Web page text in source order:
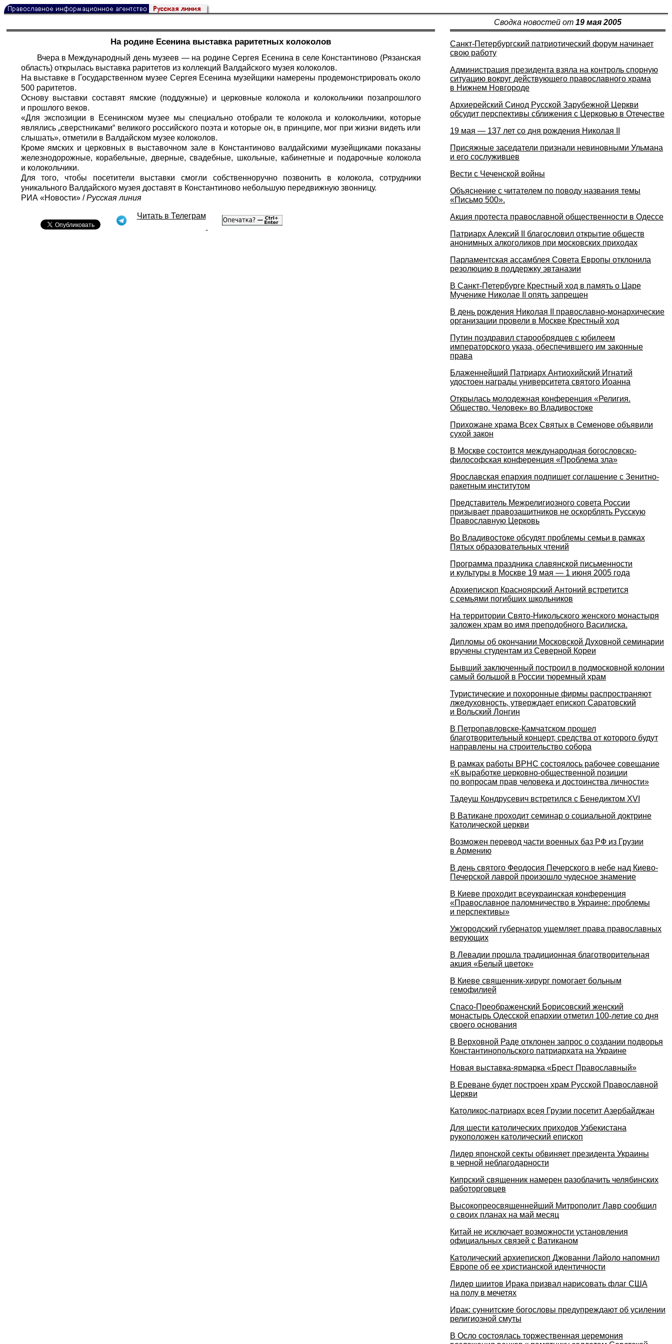
Сводка новостей от 19 мая 2005
На родине Есенина выставка раритетных колоколов
Вчера в Международный день музеев — на родине Сергея Есенина в селе Константиново (Рязанская
область) открылась выставка раритетов из коллекций Валдайского музея колоколов.
На выставке в Государственном музее Сергея Есенина музейщики намерены продемонстрировать около
500 раритетов.
Основу выставки составят ямские (поддужные) и церковные колокола и колокольчики позапрошлого
и прошлого веков.
«Для экспозиции в Есенинском музее мы специально отобрали те колокола и колокольчики, которые
являлись „сверстниками“ великого российского поэта и которые он, в принципе, мог при жизни видеть или
слышать», отметили в Валдайском музее колоколов.
Кроме ямских и церковных в выставочном зале в Константиново валдайскими музейщиками показаны
железнодорожные, корабельные, дверные, свадебные, школьные, кабинетные и подарочные колокола
и колокольчики.
Для того, чтобы посетители выставки смогли собственноручно позвонить в колокола, сотрудники
уникального Валдайского музея доставят в Константиново небольшую передвижную звонницу.
РИА «Новости» /Русская линия
Читать в Телеграм
Санкт-Петербургский патриотический форум начинает
свою работу
Администрация президента взяла на контроль спорную
ситуацию вокруг действующего православного храма
в Нижнем Новгороде
Архиерейский Синод Русской Зарубежной Церкви
обсудит перспективы сближения с Церковью в Отечестве
19 мая — 137 лет со дня рождения Николая II
Присяжные заседатели признали невиновными Ульмана
и его сослуживцев
Вести с Чеченской войны
Объяснение с читателем по поводу названия темы
«Письмо 500».
Акция протеста православной общественности в Одессе
Патриарх Алексий II благословил открытие обществ
анонимных алкоголиков при московских приходах
Парламентская ассамблея Совета Европы отклонила
резолюцию в поддержку эвтаназии
В Санкт-Петербурге Крестный ход в память о Царе
Мученике Николае II опять запрещен
В день рождения Николая II православно-монархические
организации провели в Москве Крестный ход
Путин поздравил старообрядцев с юбилеем
императорского указа, обеспечившего им законные
права
Блаженнейший Патриарх Антиохийский Игнатий
удостоен награды университета святого Иоанна
Открылась молодежная конференция «Религия.
Общество. Человек» во Владивостоке
Прихожане храма Всех Святых в Семенове объявили
сухой закон
В Москве состоится международная богословско-
философская конференция «Проблема зла»
Ярославская епархия подпишет соглашение с Зенитно-
ракетным институтом
Представитель Межрелигиозного совета России
призывает правозащитников не оскорблять Русскую
Православную Церковь
Во Владивостоке обсудят проблемы семьи в рамках
Пятых образовательных чтений
Программа праздника славянской письменности
и культуры в Москве 19 мая — 1 июня 2005 года
Архиепископ Красноярский Антоний встретится
с семьями погибших школьников
На территории Свято-Никольского женского монастыря
заложен храм во имя преподобного Василиска.
Дипломы об окончании Московской Духовной семинарии
вручены студентам из Северной Кореи
Бывший заключенный построил в подмосковной колонии
самый большой в России тюремный храм
Туристические и похоронные фирмы распространяют
лжедуховность, утверждает епископ Саратовский
и Вольский Лонгин
В Петропавловске-Камчатском прошел
благотворительный концерт, средства от которого будут
направлены на строительство собора
В рамках работы ВРНС состоялось рабочее совещание
«К выработке церковно-общественной позиции
по вопросам прав человека и достоинства личности»
Тадеуш Кондрусевич встретился с Бенедиктом XVI
В Ватикане проходит семинар о социальной доктрине
Католической церкви
Возможен перевод части военных баз РФ из Грузии
в Армению
В день святого Феодосия Печерского в небе над Киево-
Печерской лаврой произошло чудесное знамение
В Киеве проходит всеукраинская конференция
«Православное паломничество в Украине: проблемы
и перспективы»
Ужгородский губернатор ущемляет права православных
верующих
В Левадии прошла традиционная благотворительная
акция «Белый цветок»
В Киеве священник-хирург помогает больным
гемофилией
Спасо-Преображенский Борисовский женский
монастырь Одесской епархии отметил 100-летие со дня
своего основания
В Верховной Раде отклонен запрос о создании подворья
Константинопольского патриархата на Украине
Новая выставка-ярмарка «Брест Православный»
В Ереване будет построен храм Русской Православной
Церкви
Католикос-патриарх всея Грузии посетит Азербайджан
Для шести католических приходов Узбекистана
рукоположен католический епископ
Лидер японской секты обвиняет президента Украины
в черной неблагодарности
Кипрский священник намерен разоблачить челябинских
работорговцев
Высокопреосвященнейший Митрополит Лавр сообщил
о своих планах на май месяц
Китай не исключает возможности установления
официальных связей с Ватиканом
Католический архиепископ Джованни Лайоло напомнил
Европе об ее христианской идентичности
Лидер шиитов Ирака призвал нарисовать флаг США
на полу в мечетях
Ирак: суннитские богословы предупреждают об усилении
религиозной смуты
В Осло состоялась торжественная церемония